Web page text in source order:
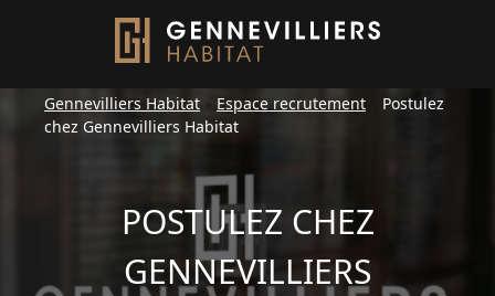
POSTULEZ CHEZ
GENNEVILLIERS
Gennevilliers Habitat Espace recrutement
Postulez
chez Gennevilliers Habitat